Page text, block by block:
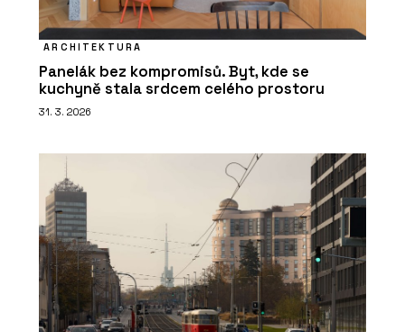
ARCHITEKTURA
Panelák bez kompromisů. Byt, kde se
kuchyně stala srdcem celého prostoru
31. 3. 2026